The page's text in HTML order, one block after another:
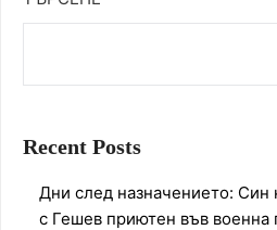
Recent Posts
Дни след назначението: Син
с Гешев приютен във военна